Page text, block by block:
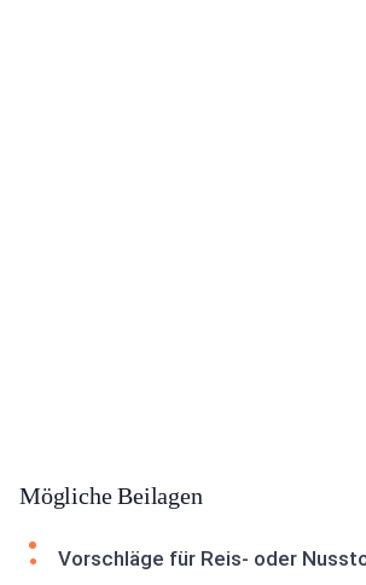
Mögliche Beilagen
Vorschläge für Reis- oder